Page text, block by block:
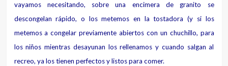
vayamos necesitando, sobre una encimera de granito se
descongelan rápido, o los metemos en la tostadora (y si los
metemos a congelar previamente abiertos con un chuchillo, para
los niños mientras desayunan los rellenamos y cuando salgan al
recreo, ya los tienen perfectos y listos para comer.